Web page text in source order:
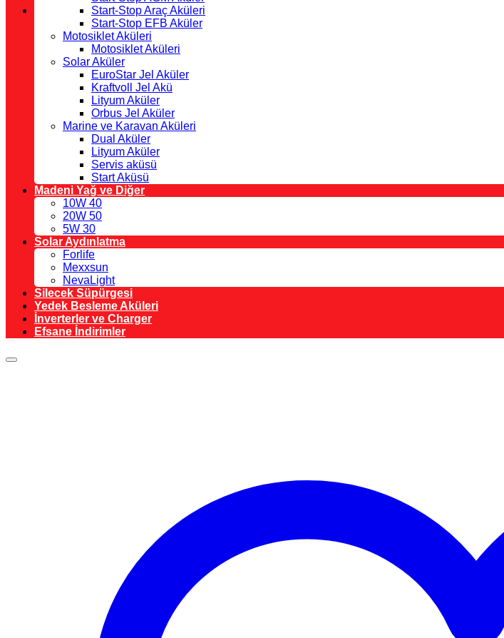
Start-Stop Araç Aküleri
Start-Stop EFB Aküler
Motosiklet Aküleri
Motosiklet Aküleri
Solar Aküler
EuroStar Jel Aküler
Kraftvoll Jel Akü
Lityum Aküler
Orbus Jel Aküler
Marine ve Karavan Aküleri
Dual Aküler
Lityum Aküler
Servis aküsü
Start Aküsü
Madeni Yağ ve Diğer
10W 40
20W 50
5W 30
Solar Aydınlatma
Forlife
Mexxsun
NevaLight
Silecek Süpürgesi
Yedek Besleme Aküleri
İnverterler ve Charger
Efsane İndirimler